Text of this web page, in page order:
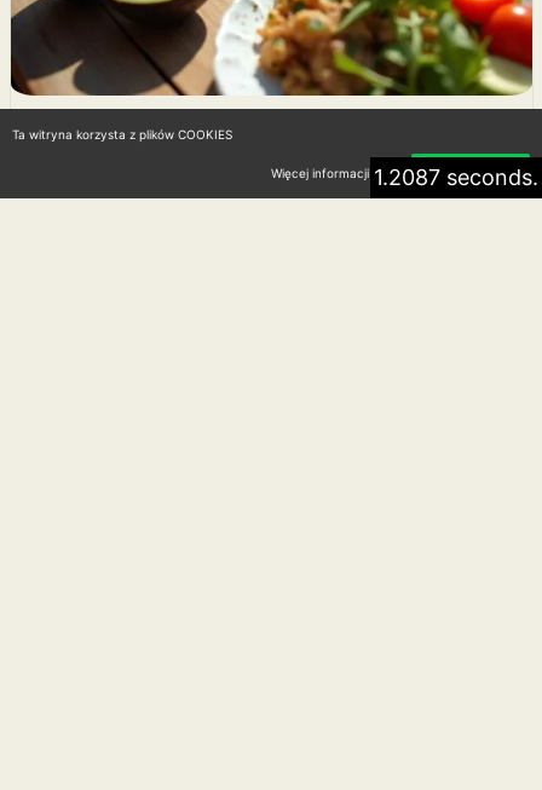
Dieta keto śródziemnomorska –
lepsze zdrowie i smaczne posiłki
1.2087 seconds.
Ta witryna korzysta z plików COOKIES
Więcej informacji Akceptuję